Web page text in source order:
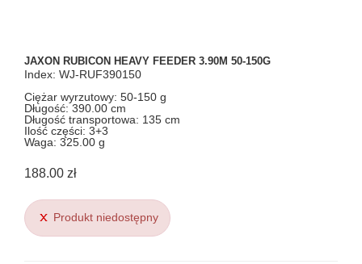
JAXON RUBICON HEAVY FEEDER 3.90M 50-150G
Index: WJ-RUF390150
Ciężar wyrzutowy: 50-150 g
Długość: 390.00 cm
Długość transportowa: 135 cm
Ilość części: 3+3
Waga: 325.00 g
188.00 zł
Produkt niedostępny